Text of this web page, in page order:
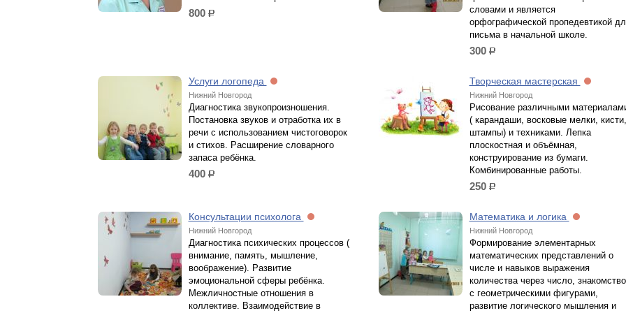
800 р.
словами и является
орфографической пропедевтикой
письма в начальной школе.
300 р.
Услуги логопеда
Нижний Новгород
Диагностика звукопроизношения.
Постановка звуков и отработка их в
речи с использованием чистоговорок
и стихов. Расширение словарного
запаса ребёнка.
400 р.
Творческая мастерская
Нижний Новгород
Рисование различными
( карандаши, восковые мелки, кисти,
штампы) и техниками. Лепка
плоскостная и объёмная,
конструирование из бумаги.
Комбинированные работы.
250 р.
Консультации психолога
Нижний Новгород
Диагностика психических процессов (
внимание, память, мышление,
воображение). Развитие
эмоциональной сферы ребёнка.
Межличностные отношения в
коллективе. Взаимодействие в
Математика и логика
Нижний Новгород
Формирование элементарных
математических представлений о
числе и навыков выражения
количества через число, знакомство
с геометрическими фигурами,
развитие логического мышления и